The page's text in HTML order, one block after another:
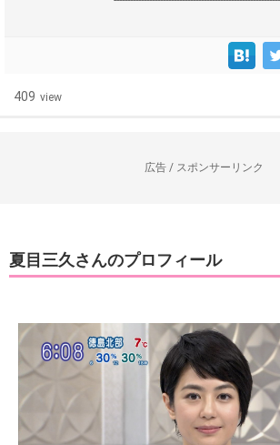
409 view
広告 / スポンサーリンク
夏目三久さんのプロフィール